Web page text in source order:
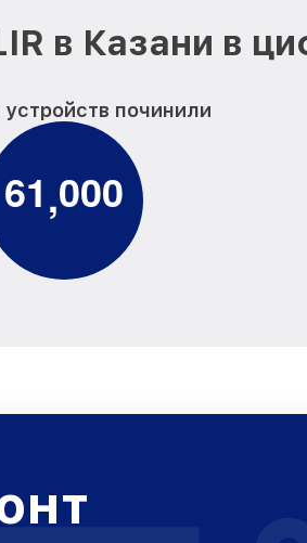
в Казани в
починили
61,000